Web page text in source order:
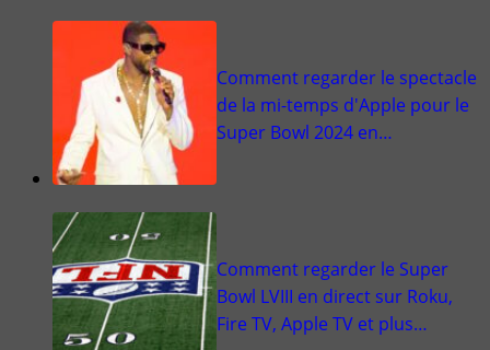
Comment regarder le spectacle
de la mi-temps d'Apple pour le
Super Bowl 2024 en…
Comment regarder le Super
Bowl LVIII en direct sur Roku,
Fire TV, Apple TV et plus…